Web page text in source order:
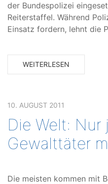
der Bundespolizei
Reiterstaffel. Während
Einsatz fordern, lehnt die
WEITERLESEN
10. AUGUST 2011
Die Welt:
Gewalttäter
Die meisten kommen mit